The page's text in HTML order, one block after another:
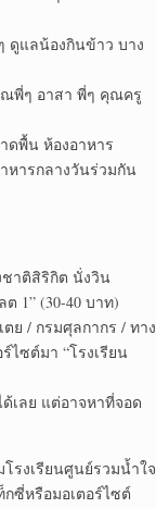
ดูแลน้องกินข้าว บาง
ณพี่ๆ อาสา พี่ๆ คุณครู
ดพื้น ห้องอาหาร
หารกลางวันร่วมกัน
าติสิริกิต นั่งวิน
1” (30-40 บาท)
ย / กรมศุลกากร / ทาง
ไซต์มา “โรงเรียน
เลย แต่อาจหาที่จอด
รงเรียนศูนย์รวมน้ำใจ
ซี่หรือมอเตอร์ไซต์